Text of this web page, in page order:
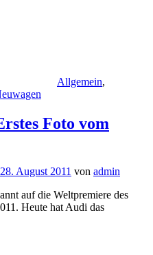
Allgemein,
Foto vom
28. August 2011 von admin
auf die Weltpremiere des
Heute hat Audi das